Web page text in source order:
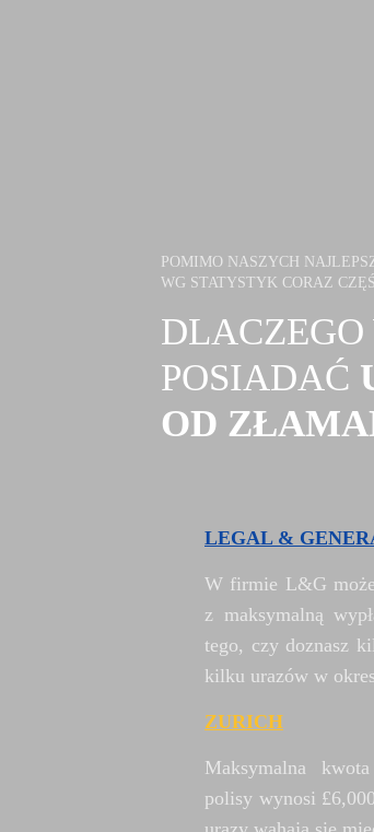
POMIMO NASZYCH
WG STATYSTYK CORAZ
DLACZEGO
POSIADAĆ
OD
LEGAL &
W firmie L&G
z maksymalną
tego, czy doznasz
kilku urazów w
ZURICH
Maksymalna
polisy wynosi